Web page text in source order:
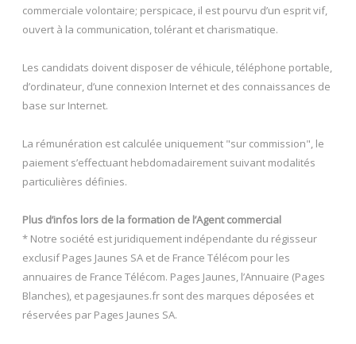
commerciale volontaire; perspicace, il est pourvu d’un esprit vif,
ouvert à la communication, tolérant et charismatique.
Les candidats doivent disposer de véhicule, téléphone portable,
d’ordinateur, d’une connexion Internet et des connaissances de
base sur Internet.
La rémunération est calculée uniquement "sur commission", le
paiement s’effectuant hebdomadairement suivant modalités
particulières définies.
Plus d’infos lors de la formation de l’Agent commercial
* Notre société est juridiquement indépendante du régisseur
exclusif Pages Jaunes SA et de France Télécom pour les
annuaires de France Télécom. Pages Jaunes, l’Annuaire (Pages
Blanches), et pagesjaunes.fr sont des marques déposées et
réservées par Pages Jaunes SA.